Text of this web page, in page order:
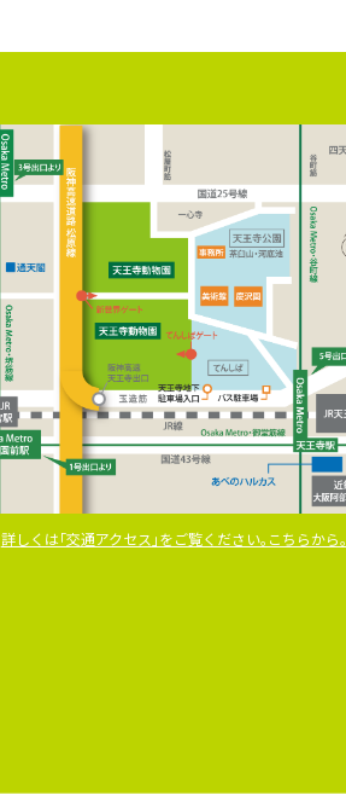
詳しくは｢交通アクセス｣をご覧ください｡こちらから｡